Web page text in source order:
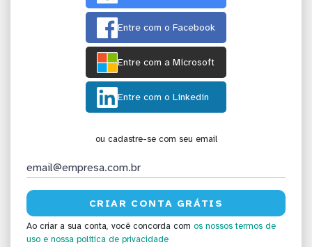
Entre com o Facebook
Entre com a Microsoft
Entre com o Linkedin
ou cadastre-se com seu email
Ao criar a sua conta, você concorda com os nossos termos de
uso e nossa política de privacidade